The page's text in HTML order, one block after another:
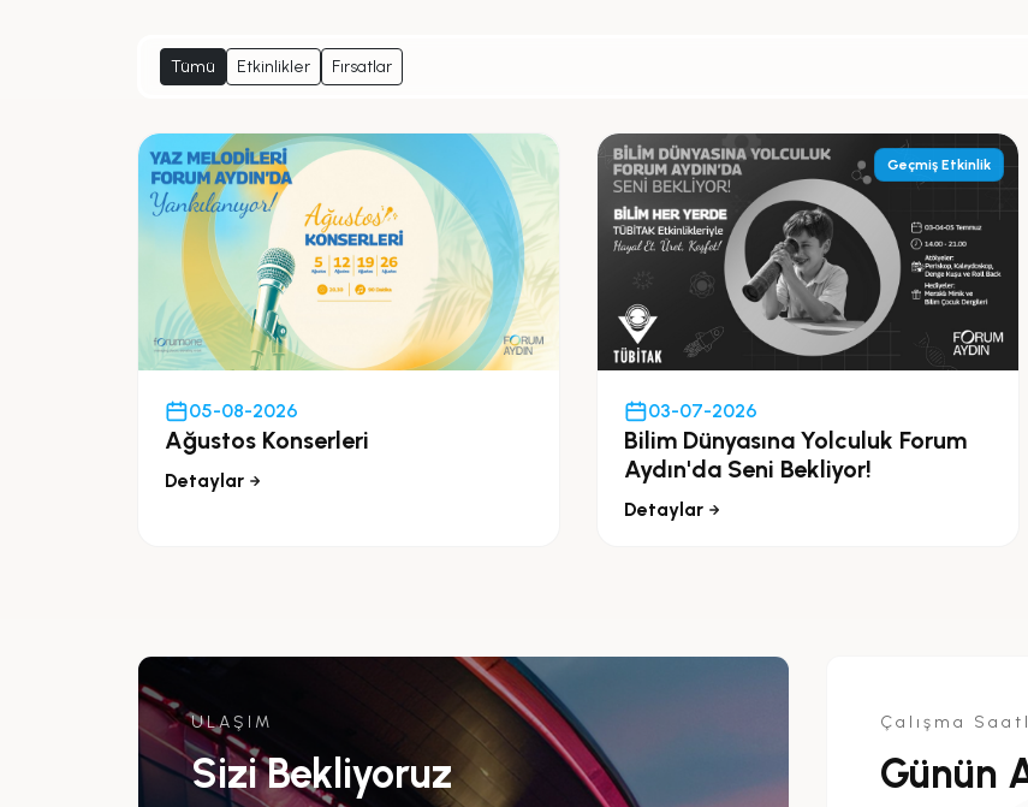
Tümü Etkinlikler Fırsatlar
05-08-2026
Ağustos Konserleri
Detaylar
Geçmiş Etkinlik
03-07-2026
Bilim Dünyasına Yolculuk Forum
Aydın'da Seni Bekliyor!
Detaylar
ULAŞIM
Sizi Bekliyoruz
Çalışma
Günün